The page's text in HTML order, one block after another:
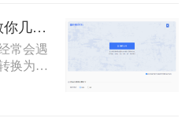
片转
文将介
的方
。
图片怎么转excel表格？教你几个简单方法！
常会遇
换为
于数据
动输入